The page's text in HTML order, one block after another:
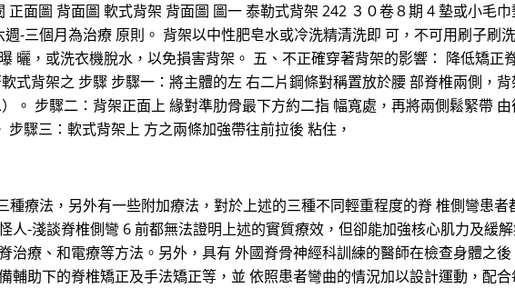
面圖 背面圖 軟式背架 背面圖 圖一 泰勒式背架 242 ３０卷８期 4 墊或小毛
-三個月為治療 原則。 背架以中性肥皂水或冷洗精清洗即 可，不可用刷子刷
曬，或洗衣機脫水，以免損害背架。 五、不正確穿著背架的影響： 降低矯正
式背架之 步驟 步驟一：將主體的左 右二片鋼條對稱置放於腰 部脊椎兩側，背
。 步驟二：背架正面上 緣對準肋骨最下方約二指 幅寬處，再將兩側鬆緊帶
驟三：軟式背架上 方之兩條加強帶往前拉後 粘住，
療法，另外有一些附加療法，對於上述的三種不同輕重程度的脊 椎側彎患者
-淺談脊椎側彎 6 前都無法證明上述的實質療效，但卻能加強核心肌力及緩
治療、和電療等方法。另外，具有 外國脊骨神經科訓練的醫師在檢查身體之
助下的脊椎矯正及手法矯正等，並 依照患者彎曲的情況加以設計運動，配合